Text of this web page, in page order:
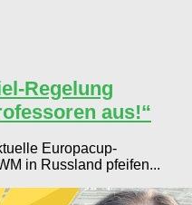
Regelung
aus!“
Europacup-
in Russland pfeifen...